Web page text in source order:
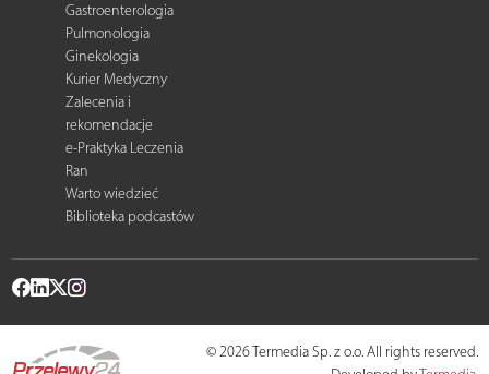
Gastroenterologia
Pulmonologia
Ginekologia
Kurier Medyczny
Zalecenia i
rekomendacje
e-Praktyka Leczenia
Ran
Warto wiedzieć
Biblioteka podcastów
© 2026 Termedia Sp. z o.o. All rights reserved.